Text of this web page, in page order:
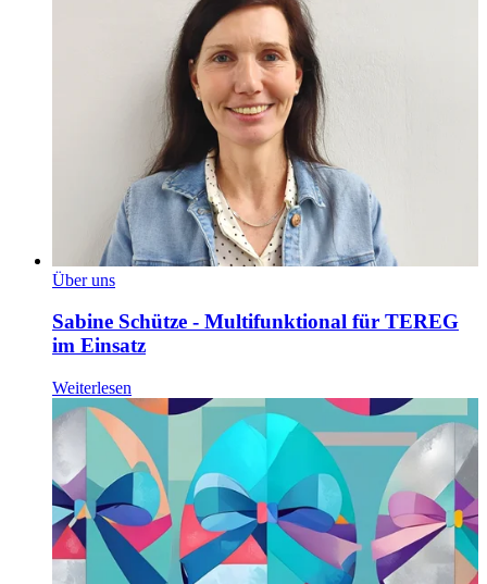
Über uns
Sabine Schütze - Multifunktional für TEREG
im Einsatz
Weiterlesen